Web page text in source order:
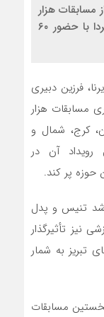
مسابقات هزار
امتیازی پدل مردان و زنان در تبریز از فردا با حضور ۶۰
فرزین دبیری
مسابقات هزار
کرج، شمال و
رویداد آن در
حوزه پر کند.
تنیس و پدل
نیز تأثیرگذار
تبریز به شمار
مسابقات